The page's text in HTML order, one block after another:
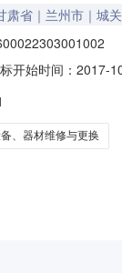
肃省｜兰州市｜城
开始时间：2017-
、器材维修与更换